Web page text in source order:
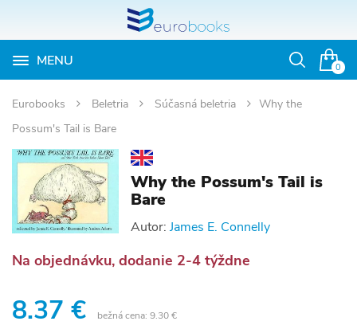
0
MENU
Otvoriť
Eurobooks Beletria Súčasná beletria
Why the
Possum's Tail is Bare
Why the Possum's Tail is
Bare
Autor: James E. Connelly
Na objednávku, dodanie 2-4 týždne
8.37 € bežná cena: 9.30 €